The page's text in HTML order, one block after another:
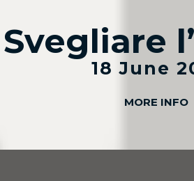
Svegliare
18 June
MORE INFO